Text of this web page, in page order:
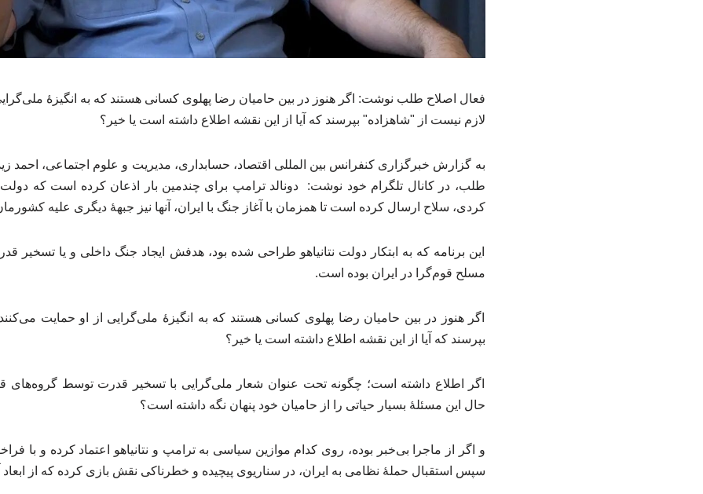
فعال اصلاح طلب نوشت: اگر هنوز در بین حامیان رضا پهلوی کسانی هستند که به انگیزهٔ
لازم نیست از "شاهزاده" بپرسند که آیا از این نقشه اطلاع داشته است یا خیر؟
به گزارش خبرگزاری کنفرانس بین المللی اقتصاد، حسابداری، مدیریت و علوم اجتماعی، احمد
طلب، در کانال تلگرام خود نوشت: دونالد ترامپ برای چندمین بار اذعان کرده است که
کردی، سلاح ارسال کرده است تا همزمان با آغاز جنگ با ایران، آنها نیز جبههٔ دیگری علیه
این برنامه که به ابتکار دولت نتانیاهو طراحی شده بود، هدفش ایجاد جنگ داخلی و یا
مسلح قوم‌گرا در ایران بوده است.
اگر هنوز در بین حامیان رضا پهلوی کسانی هستند که به انگیزهٔ ملی‌گرایی از او حمایت
بپرسند که آیا از این نقشه اطلاع داشته است یا خیر؟
اگر اطلاع داشته است‌؛ چگونه تحت عنوان شعار ملی‌گرایی با تسخیر قدرت توسط گروه‌های
حال این مسئلهٔ بسیار حیاتی را از حامیان خود پنهان نگه داشته است؟
و اگر از ماجرا بی‌خبر بوده، روی کدام موازین سیاسی به ترامپ و نتانیاهو اعتماد کرده و با
سپس استقبال حملهٔ نظامی به ایران، در سناریوی پیچیده و خطرناکی نقش بازی کرده که از